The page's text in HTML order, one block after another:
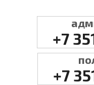
+7
+7